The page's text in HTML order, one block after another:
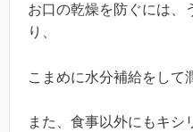
お口の乾燥を防ぐには、
り、
こまめに水分補給をして
また、食事以外にもキシ